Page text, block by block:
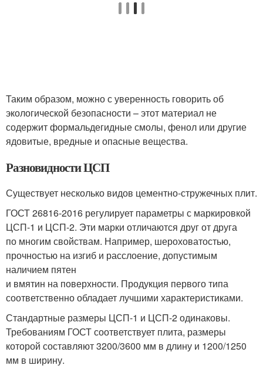
Таким образом, можно с уверенность говорить об
экологической безопасности – этот материал не
содержит формальдегидные смолы, фенол или другие
ядовитые, вредные и опасные вещества.
Разновидности ЦСП
Существует несколько видов цементно-стружечных плит.
ГОСТ 26816-2016 регулирует параметры с маркировкой
ЦСП-1 и ЦСП-2. Эти марки отличаются друг от друга
по многим свойствам. Например, шероховатостью,
прочностью на изгиб и расслоение, допустимым
наличием пятен
и вмятин на поверхности. Продукция первого типа
соответственно обладает лучшими характеристиками.
Стандартные размеры ЦСП-1 и ЦСП-2 одинаковы.
Требованиям ГОСТ соответствует плита, размеры
которой составляют 3200/3600 мм в длину и 1200/1250
мм в ширину.